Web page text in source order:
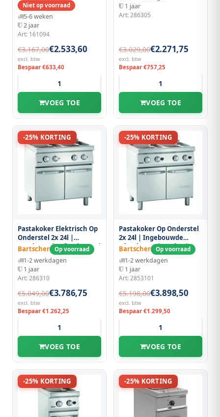
Niet op voorraad
5-6 weken
2 jaar
Art: 161094
€3.167,00€2.533,60
excl. btw
Bespaar €633,40
VOEG TOE
1 jaar
Art: 286305
€3.029,00€2.271,75
excl. btw
Bespaar €757,25
VOEG TOE
-25% KORTING
Pastakoker Elektrisch Op
Onderstel 2x 24l |
Ingebouwde Aftapkraan |
14kw | 800x700x850(h)mm
Bartscher Op voorraad
1-2 werkdagen
1 jaar
Art: 286310
€5.049,00€3.786,75
excl. btw
Bespaar €1.262,25
VOEG TOE
-25% KORTING
Pastakoker Op Onderstel
2x 24l | Ingebouwde
Aftapkraan | 17.4kw |
800x700x850(h)mm
Bartscher Op voorraad
1-2 werkdagen
1 jaar
Art: 2853101
€5.198,00€3.898,50
excl. btw
Bespaar €1.299,50
VOEG TOE
-25% KORTING -25% KORTING